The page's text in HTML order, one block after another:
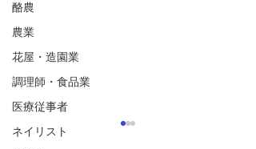
酪農
農業
花屋・造園業
調理師・食品業
医療従事者
ネイリスト(JBS)ホルムアルデヒド